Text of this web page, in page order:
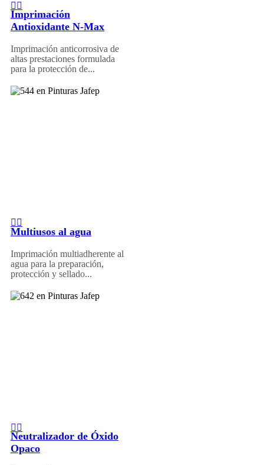
Imprimación
Antioxidante N-Max
Imprimación anticorrosiva de
altas prestaciones formulada
para la protección de...
Multiusos al agua
Imprimación multiadherente al
agua para la preparación,
protección y sellado...
Neutralizador de Óxido
Opaco